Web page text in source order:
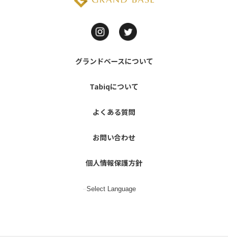
グランドベースについて
Tabiqについて
よくある質問
お問い合わせ
個人情報保護方針